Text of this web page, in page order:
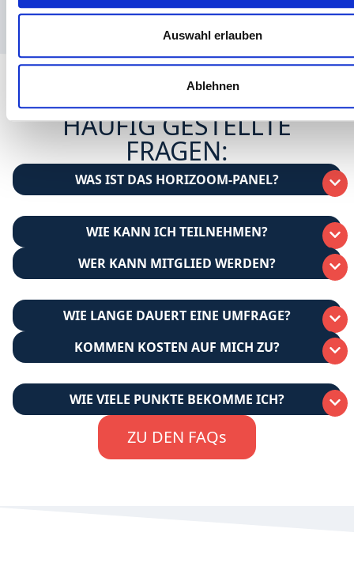
Medien, Werbung und Analysen weiter. Unsere Partner
Informationen möglicherweise mit weiteren Daten
ihnen bereitgestellt haben oder die sie im Rahmen Ihrer
Auswahl erlauben
Ablehnen
HÄUFIG GESTELLTE
FRAGEN:
WAS IST DAS HORIZOOM-PANEL?
WIE KANN ICH TEILNEHMEN?
WER KANN MITGLIED WERDEN?
WIE LANGE DAUERT EINE UMFRAGE?
KOMMEN KOSTEN AUF MICH ZU?
WIE VIELE PUNKTE BEKOMME ICH?
ZU DEN FAQs